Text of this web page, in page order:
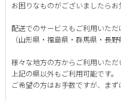
お困りなものがございましたらお
配送でのサービスもご利用いただ
（山形県・福島県・群馬県・長野
様々な地方の方からご利用いただ
上記の県以外もご利用可能です。
ご希望の方はお手数ですが、まず